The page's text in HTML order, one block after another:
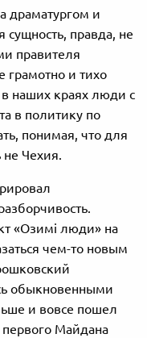
драматургом и
правда, не
правителя
грамотно и тихо
наших краях люди с
в политику по
понимая, что для
не Чехия.
«Озимі люди» на
чем-то новым
обыкновенными
и вовсе пошел
Майдана